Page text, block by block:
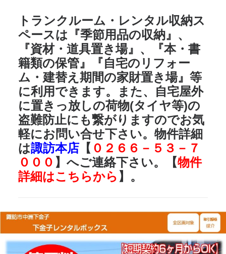
トランクルーム・レンタル収納ス
ペースは 『季節用品の収納』、
『資材・道具置き場』、『本・書
籍類の保管』『自宅のリフォー
ム・建替え期間の家財置き場』 等
に利用できます。また、自宅屋外
に置きっ放しの荷物(タイヤ等)の
盗難防止にも繋がりますのでお気
軽にお問い合せ下さい。物件詳細
は諏訪本店 【 ０２６６－５３－７
０００ 】へご連絡下さい。【物件
詳細はこちらから 】。